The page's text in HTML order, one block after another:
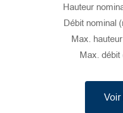
Hauteur
Débit nominal
Max.
Max.